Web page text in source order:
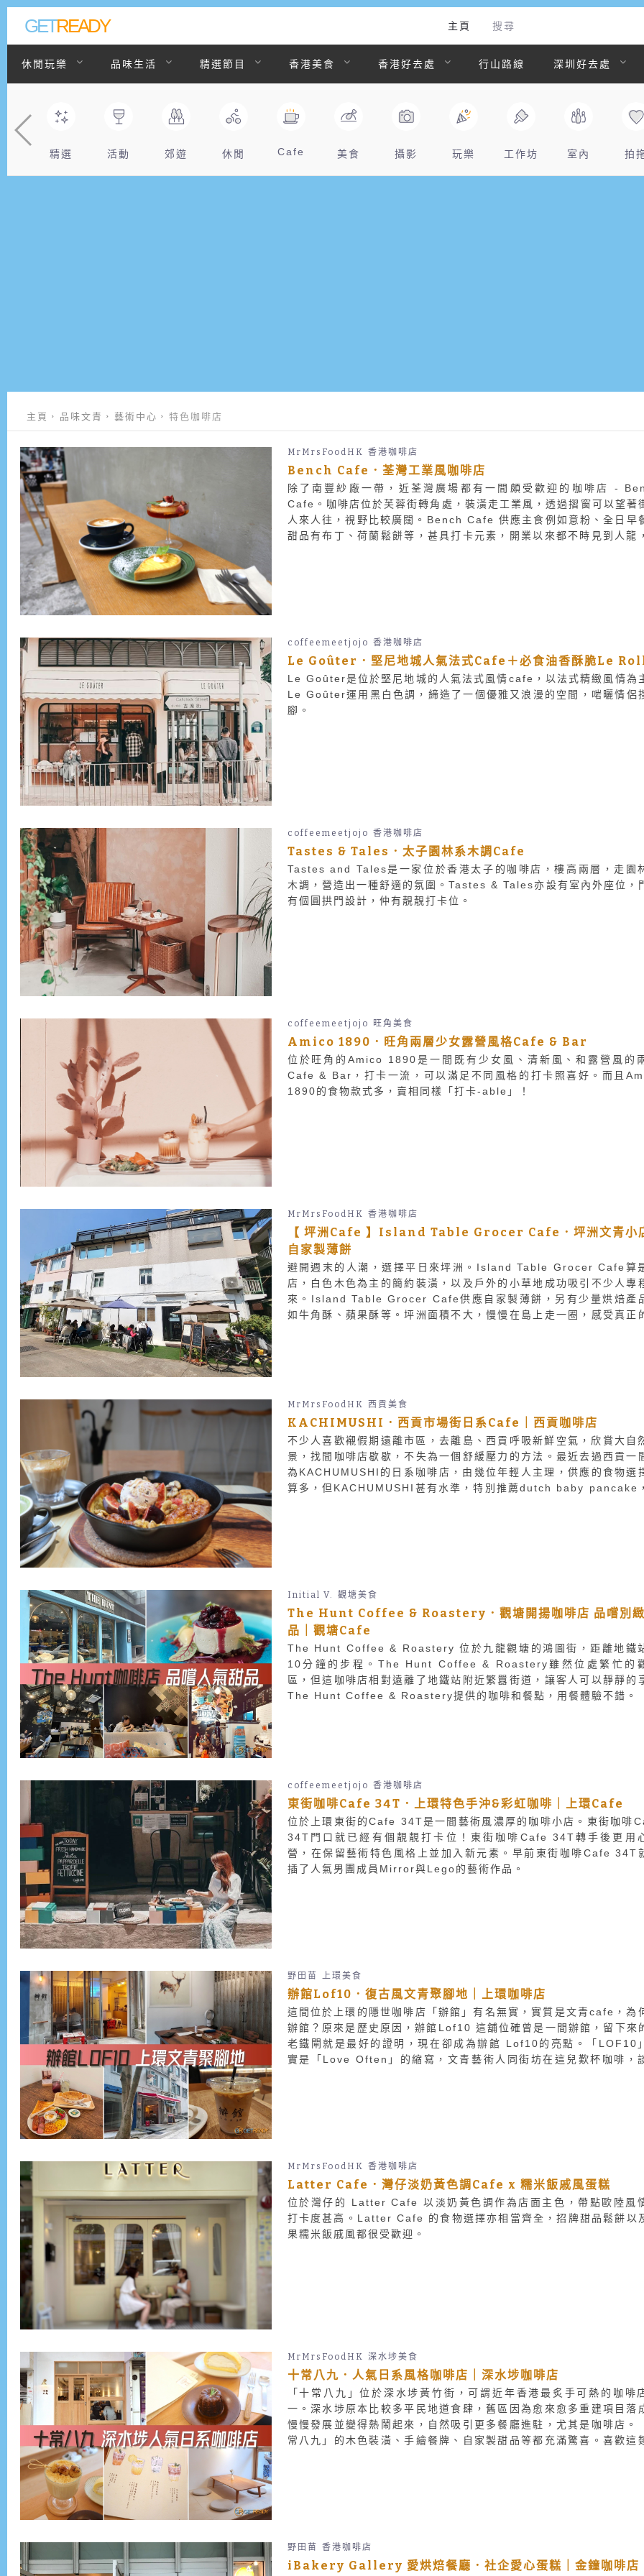
GETREADY 主頁 搜尋
休閒玩樂 品味生活 精選節目 香港美食 香港好去處 行山路線 深圳好去處
精選 活動 郊遊 休閒 Cafe 美食 攝影 玩樂 工作坊 室內 拍
主頁 品味文青 藝術中心 特色咖啡店
MrMrsFoodHK 香港咖啡店
Bench Cafe．荃灣工業風咖啡店
除了南豐紗廠一帶，近荃灣廣場都有一間頗受歡迎的咖啡店 -
Cafe。咖啡店位於芙蓉街轉角處，裝潢走工業風，透過摺窗可以望著
人來人往，視野比較廣闊。Bench Cafe 供應主食例如意粉、全日早
甜品有布丁、荷蘭鬆餅等，甚具打卡元素，開業以來都不時見到人龍
coffeemeetjojo 香港咖啡店
Le Goûter．堅尼地城人氣法式Cafe＋必食油香酥脆Le
Le Goûter是位於堅尼地城的人氣法式風情cafe，以法式精緻風情為
Le Goûter運用黑白色調，締造了一個優雅又浪漫的空間，啱曬情侶
腳。
coffeemeetjojo 香港咖啡店
Tastes & Tales．太子園林系木調Cafe
Tastes and Tales是一家位於香港太子的咖啡店，樓高兩層，走園
木調，營造出一種舒適的氛圍。Tastes & Tales亦設有室內外座位，
有個圓拱門設計，仲有靚靚打卡位。
coffeemeetjojo 旺角美食
Amico 1890．旺角兩層少女露營風格Cafe & Bar
位於旺角的Amico 1890是一間既有少女風、清新風、和露營風的
Cafe & Bar，打卡一流，可以滿足不同風格的打卡照喜好。而且
1890的食物款式多，賣相同樣「打卡-able」！
MrMrsFoodHK 香港咖啡店
【 坪洲Cafe 】Island Table Grocer Cafe．坪洲文青小
自家製薄餅
避開週末的人潮，選擇平日來坪洲。Island Table Grocer Cafe算
店，白色木色為主的簡約裝潢，以及戶外的小草地成功吸引不少人專
來。Island Table Grocer Cafe供應自家製薄餅，另有少量烘焙產
如牛角酥、蘋果酥等。坪洲面積不大，慢慢在島上走一圈，感受真正
MrMrsFoodHK 西貢美食
KACHIMUSHI．西貢市場街日系Cafe｜西貢咖啡店
不少人喜歡襯假期遠離市區，去離島、西貢呼吸新鮮空氣，欣賞大自
景，找間咖啡店歇歇，不失為一個舒緩壓力的方法。最近去過西貢一
為KACHUMUSHI的日系咖啡店，由幾位年輕人主理，供應的食物選
算多，但KACHUMUSHI甚有水準，特別推薦dutch baby pancake
Initial V. 觀塘美食
The Hunt Coffee & Roastery．觀塘開揚咖啡店 品嚐別
品｜觀塘Cafe
The Hunt Coffee & Roastery 位於九龍觀塘的鴻圖街，距離地鐵
10分鐘的步程。The Hunt Coffee & Roastery雖然位處繁忙的
區，但這咖啡店相對遠離了地鐵站附近繁囂街道，讓客人可以靜靜的
The Hunt Coffee & Roastery提供的咖啡和餐點，用餐體驗不錯。
coffeemeetjojo 香港咖啡店
東街咖啡Cafe 34T．上環特色手沖&彩虹咖啡｜上環Cafe
位於上環東街的Cafe 34T是一間藝術風濃厚的咖啡小店。東街咖啡
34T門口就已經有個靚靚打卡位！東街咖啡Cafe 34T轉手後更用
營，在保留藝術特色風格上並加入新元素。早前東街咖啡Cafe 34T
插了人氣男團成員Mirror與Lego的藝術作品。
野田苗 上環美食
辦館Lof10．復古風文青聚腳地｜上環咖啡店
這間位於上環的隱世咖啡店「辦館」有名無實，實質是文青cafe，為
辦館？原來是歷史原因，辦館Lof10 這舖位確曾是一間辦館，留下來
老鐵閘就是最好的證明，現在卻成為辦館 Lof10的亮點。「LOF10
實是「Love Often」的縮寫，文青藝術人同街坊在這兒歎杯咖啡，
MrMrsFoodHK 香港咖啡店
Latter Cafe．灣仔淡奶黃色調Cafe x 糯米飯戚風蛋糕
位於灣仔的 Latter Cafe 以淡奶黃色調作為店面主色，帶點歐陸風
打卡度甚高。Latter Cafe 的食物選擇亦相當齊全，招牌甜品鬆餅以
果糯米飯戚風都很受歡迎。
MrMrsFoodHK 深水埗美食
十常八九．人氣日系風格咖啡店｜深水埗咖啡店
「十常八九」位於深水埗黃竹街，可謂近年香港最炙手可熱的咖啡
一。深水埗原本比較多平民地道食肆，舊區因為愈來愈多重建項目落
慢慢發展並變得熱鬧起來，自然吸引更多餐廳進駐，尤其是咖啡店。
常八九」的木色裝潢、手繪餐牌、自家製甜品等都充滿驚喜。喜歡這
野田苗 香港咖啡店
iBakery Gallery 愛烘焙餐廳．社企愛心蛋糕｜金鐘咖啡店